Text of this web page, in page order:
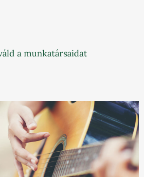
a munkatársaidat